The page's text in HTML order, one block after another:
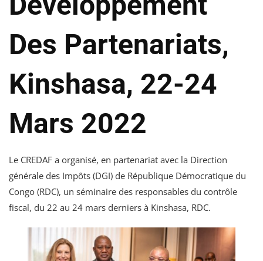
Des Partenariats,
Kinshasa, 22-24
Mars 2022
Le CREDAF a organisé, en partenariat avec la Direction
générale des Impôts (DGI) de République Démocratique du
Congo (RDC), un séminaire des responsables du contrôle
fiscal, du 22 au 24 mars derniers à Kinshasa, RDC.